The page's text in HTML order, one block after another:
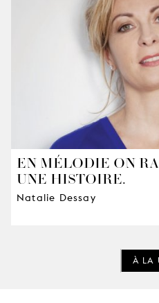
EN MÉLODIE ON
UNE HISTOIRE.
Natalie Dessay
À LA